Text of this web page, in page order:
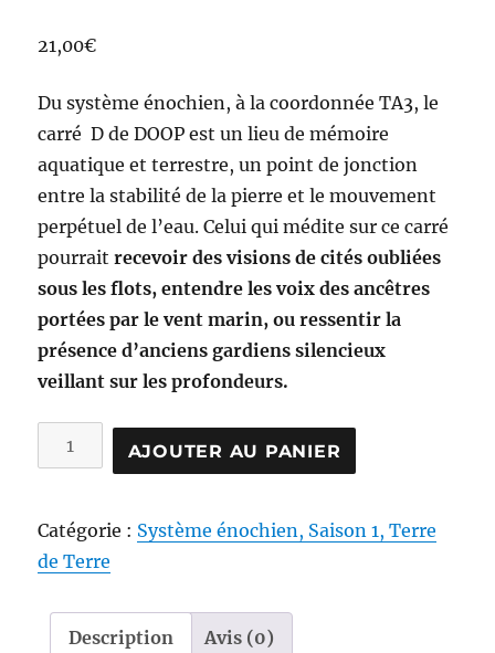
21,00€
Du système énochien, à la coordonnée TA3, le
carré D de DOOP est un lieu de mémoire
aquatique et terrestre, un point de jonction
entre la stabilité de la pierre et le mouvement
perpétuel de l’eau. Celui qui médite sur ce carré
pourraitrecevoir des visions de cités oubliées
sous les flots, entendre les voix des ancêtres
portées par le vent marin, ou ressentir la
présence d’anciens gardiens silencieux
veillant sur les profondeurs.
quantité
de
09
carré
AJOUTER AU PANIER
Catégorie : Système énochien, Saison 1, Terre
de Terre
Description Avis (0)